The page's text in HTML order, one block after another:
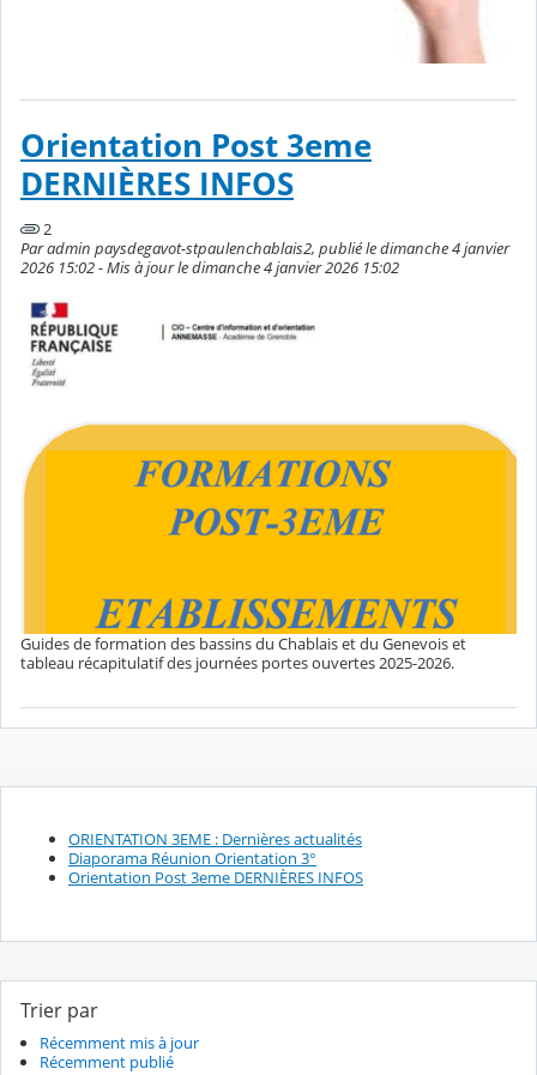
Orientation Post 3eme
DERNIÈRES INFOS
2
Par admin paysdegavot-stpaulenchablais2, publié le dimanche 4 janvier
2026 15:02 - Mis à jour le dimanche 4 janvier 2026 15:02
Guides de formation des bassins du Chablais et du Genevois et
tableau récapitulatif des journées portes ouvertes 2025-2026.
ORIENTATION 3EME : Dernières actualités
Diaporama Réunion Orientation 3°
Orientation Post 3eme DERNIÈRES INFOS
Trier par
Récemment mis à jour
Récemment publié